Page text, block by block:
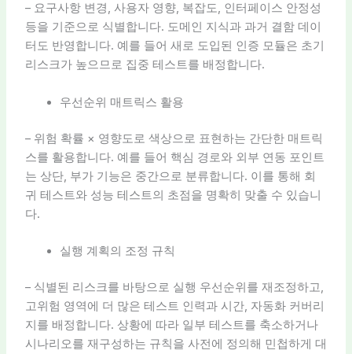
– 요구사항 변경, 사용자 영향, 복잡도, 인터페이스 안정성
등을 기준으로 식별합니다. 도메인 지식과 과거 결함 데이
터도 반영합니다. 예를 들어 새로 도입된 인증 모듈은 초기
리스크가 높으므로 집중 테스트를 배정합니다.
우선순위 매트릭스 활용
– 위험 확률 × 영향도로 색상으로 표현하는 간단한 매트릭
스를 활용합니다. 예를 들어 핵심 경로와 외부 연동 포인트
는 상단, 부가 기능은 중간으로 분류합니다. 이를 통해 회
귀 테스트와 성능 테스트의 초점을 명확히 맞출 수 있습니
다.
실행 계획의 조정 규칙
– 식별된 리스크를 바탕으로 실행 우선순위를 재조정하고,
고위험 영역에 더 많은 테스트 인력과 시간, 자동화 커버리
지를 배정합니다. 상황에 따라 일부 테스트를 축소하거나
시나리오를 재구성하는 규칙을 사전에 정의해 민첩하게 대